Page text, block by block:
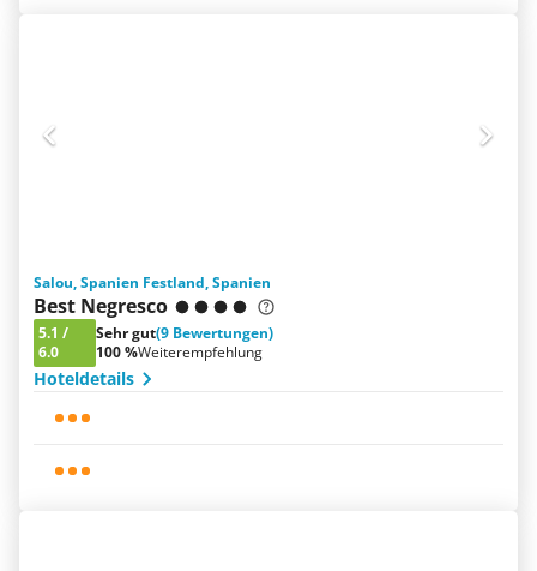
Salou, Spanien Festland, Spanien
Best Negresco
5.1 /
6.0
Sehr gut(9 Bewertungen)
100 %Weiterempfehlung
Hoteldetails